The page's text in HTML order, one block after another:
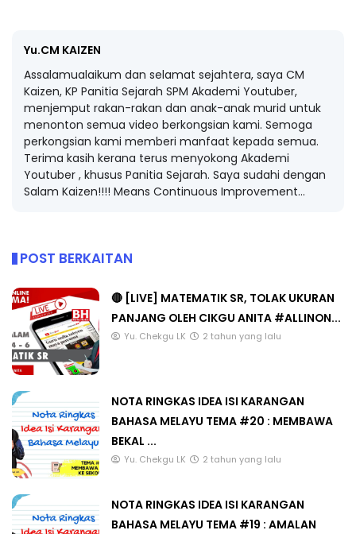
Yu.CM KAIZEN
Assalamualaikum dan selamat sejahtera, saya CM
Kaizen, KP Panitia Sejarah SPM Akademi Youtuber,
menjemput rakan-rakan dan anak-anak murid untuk
menonton semua video berkongsian kami. Semoga
perkongsian kami memberi manfaat kepada semua.
Terima kasih kerana terus menyokong Akademi
Youtuber , khusus Panitia Sejarah. Saya sudahi dengan
Salam Kaizen!!!! Means Continuous Improvement...
POST BERKAITAN
🔴 [LIVE] MATEMATIK SR, TOLAK UKURAN
PANJANG OLEH CIKGU ANITA #ALLINON...
Yu. Chekgu LK 2 tahun yang lalu
NOTA RINGKAS IDEA ISI KARANGAN
BAHASA MELAYU TEMA #20 : MEMBAWA
BEKAL ...
Yu. Chekgu LK 2 tahun yang lalu
NOTA RINGKAS IDEA ISI KARANGAN
BAHASA MELAYU TEMA #19 : AMALAN